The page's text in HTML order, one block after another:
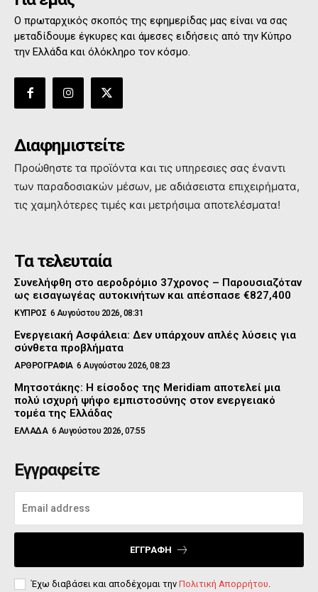
Ο πρωταρχικός σκοπός της εφημερίδας μας είναι να σας
μεταδίδουμε έγκυρες και άμεσες ειδήσεις από την Κύπρο
την Ελλάδα και όλόκληρο τον κόσμο.
Διαφημιστείτε
Προώθηστε τα προϊόντα και τις υπηρεσιες σας έναντι
των παραδοσιακών μέσων, με αδιάσειστα επιχειρήματα,
τις χαμηλότερες τιμές και μετρήσιμα αποτελέσματα!
Τα τελευταία
Συνελήφθη στο αεροδρόμιο 37χρονος – Παρουσιαζόταν
ως εισαγωγέας αυτοκινήτων και απέσπασε €827,400
ΚΥΠΡΟΣ 6 Αυγούστου 2026, 08:31
Ενεργειακή Ασφάλεια: Δεν υπάρχουν απλές λύσεις για
σύνθετα προβλήματα
ΑΡΘΡΟΓΡΑΦΙΑ 6 Αυγούστου 2026, 08:23
Μητσοτάκης: Η είσοδος της Meridiam αποτελεί μια
πολύ ισχυρή ψήφο εμπιστοσύνης στον ενεργειακό
τομέα της Ελλάδας
ΕΛΛΑΔΑ 6 Αυγούστου 2026, 07:55
Εγγραφείτε
ΕΓΓΡΑΦΉ
Έχω διαβάσει και αποδέχομαι την Πολιτική Απορρήτου.